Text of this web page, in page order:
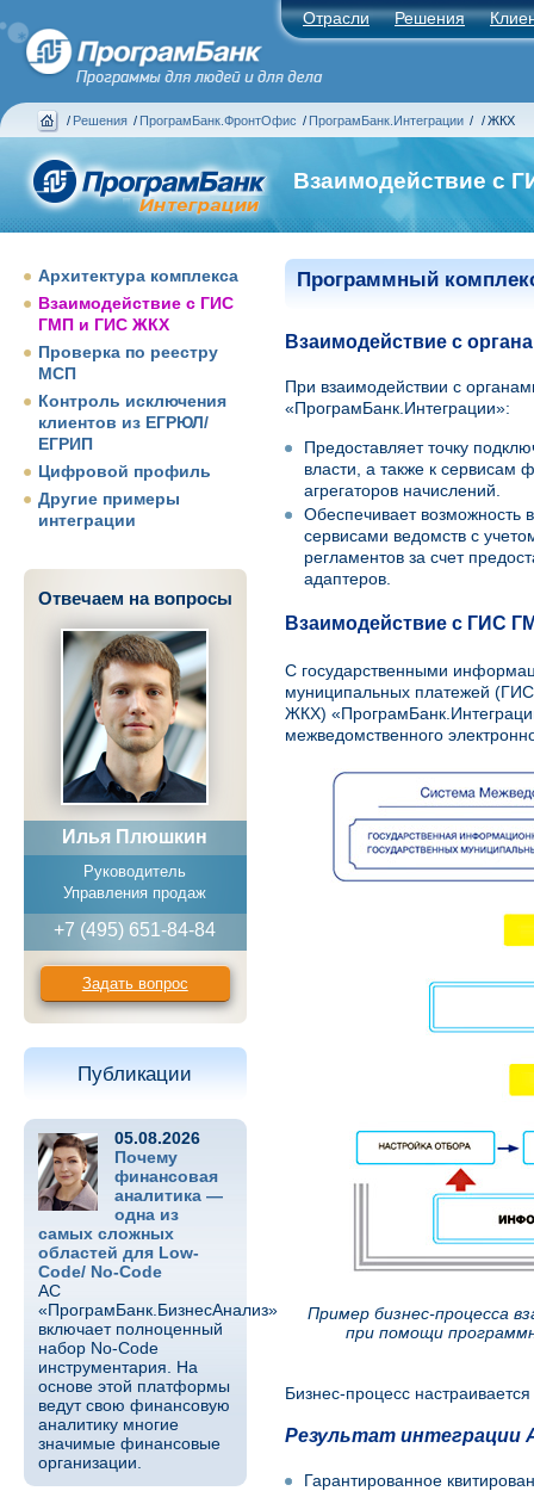
Отрасли Решения
/ Решения / ПрограмБанк.ФронтОфис / ПрограмБанк.Интеграции / / ЖКХ
Взаимодействие с
Архитектура комплекса
Взаимодействие с ГИС
ГМП и ГИС ЖКХ
Проверка по реестру
МСП
Контроль исключения
клиентов из ЕГРЮЛ/
ЕГРИП
Цифровой профиль
Другие примеры
интеграции
Отвечаем на вопросы
Илья Плюшкин
Руководитель
Управления продаж
+7 (495) 651-84-84
Задать вопрос
Публикации
05.08.2026
Почему
финансовая
аналитика —
одна из
самых сложных
областей для Low-
Code/ No-Code
АС
«ПрограмБанк.БизнесАнализ»
включает полноценный
набор No-Code
инструментария. На
основе этой платформы
ведут свою финансовую
аналитику многие
значимые финансовые
организации.
Программный
Взаимодействие с
При взаимодействии с
«ПрограмБанк.Интеграции»:
Предоставляет точку
власти, а также к сервисам
агрегаторов начислений.
Обеспечивает возможность
сервисами ведомств с
регламентов за счет
адаптеров.
Взаимодействие с ГИС
С государственными
муниципальных платежей
ЖКХ)
межведомственного
Пример бизнес-процесса
при помощи
Бизнес-процесс
Результат интеграции
Гарантированное